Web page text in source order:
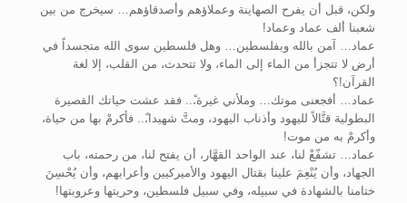
ولكن، قبل أن يفرح الصهاينة وعملاؤهم وأصدقاؤهم… سيخرج من بين
شعبنا ألف عماد وعماد!
عماد… آمن بالله وبفلسطين… وهل فلسطين سوى الله متجسداً في
أرض لا تتجزأ من الماء إلى الماء، ولا تتحدث، من القلب، إلا لغة
القرآن!؟
عماد… أفجعنى موتك… وملأني غيرة.ً.. فقد عشت حياتك القصيرة
البطولية قتَّالاً لليهود وأذناب اليهود، ومتَّ شهيدا.ً.. فأكرمْ بها من حياة،
وأكرمْ به من موت!
عماد… تشفّعْ لنا، عند الواحد القهَّار، أن يفتح لنا، من رحمته، باب
الجهاد، وأن يُنْعِمَ علينا بقتال اليهود والأميركيين وأعرابهم، وأن يُحْسِنَ
ختامنا بالشهادة في سبيله، وفي سبيل فلسطين، وحريتها وعروبتها!